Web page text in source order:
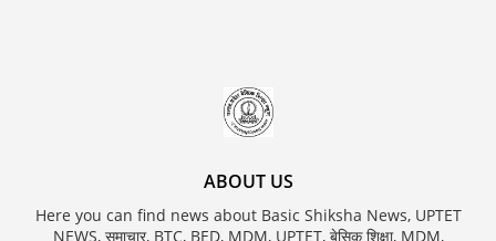
ABOUT US
Here you can find news about Basic Shiksha News, UPTET
NEWS, समाचार, BTC, BED, MDM, UPTET, बेसिक शिक्षा, MDM,